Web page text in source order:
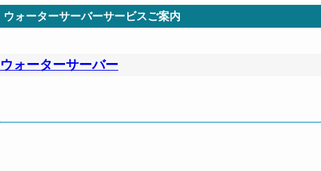
ウォーターサーバーサービスご案内
ウォーターサーバー